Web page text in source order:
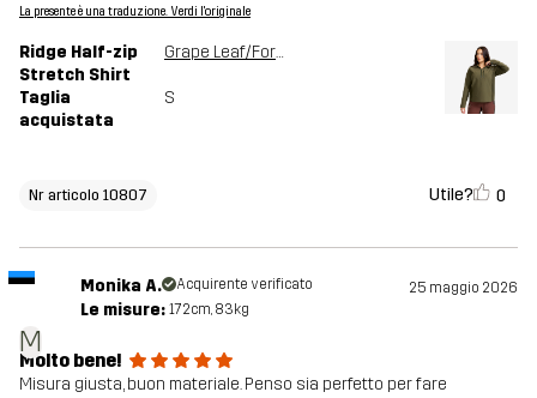
La presente è una traduzione. Verdi l'originale
Ridge Half-zip
Stretch Shirt
Grape Leaf/Forest Night
Taglia
acquistata
S
Nr articolo 10807 Utile? 0
M
Monika A. Acquirente verificato 25 maggio 2026
Le misure: 172cm, 83kg
Molto bene!
Misura giusta, buon materiale. Penso sia perfetto per fare